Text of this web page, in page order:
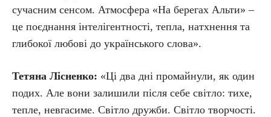
сучасним сенсом. Атмосфера «На берегах Альти» –
це поєднання інтелігентності, тепла, натхнення та
глибокої любові до українського слова».
Тетяна Лісненко: «Ці два дні промайнули, як один
подих. Але вони залишили після себе світло: тихе,
тепле, невгасиме. Світло дружби. Світло творчості.